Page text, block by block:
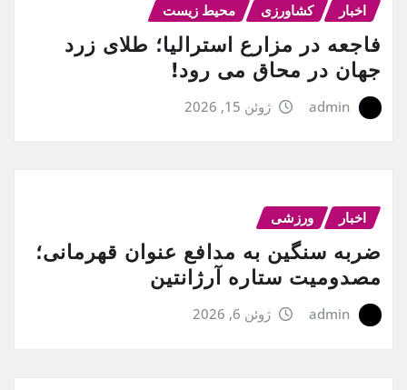
اخبار کشاورزی محیط زیست
فاجعه در مزارع استرالیا؛ طلای زرد
جهان در محاق می رود!
admin ژوئن 15, 2026
اخبار ورزشی
ضربه سنگین به مدافع عنوان قهرمانی؛
مصدومیت ستاره آرژانتین
admin ژوئن 6, 2026